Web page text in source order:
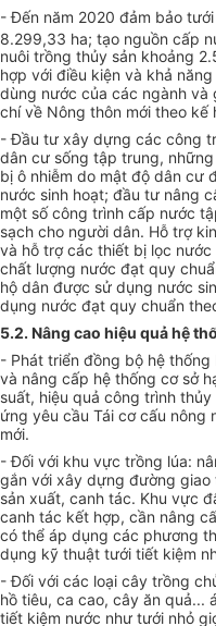
-Đến năm 2020 đảm bảo
8.299,33 ha; tạo nguồn cấp
nuôi trồng thủy sản khoảng
hợp với điều kiện và khả
dùng nước của các ngành và
chí về Nông thôn mới theo kế
- Đầu tư xây dựng các công
dân cư sống tập trung,
bị ô nhiễm do mật độ dân cư
nước sinh hoạt; đầu tư nâng
một số công trình cấp nước
sạch cho người dân. Hỗ trợ
và hỗ trợ các thiết bị lọc
chất lượng nước đạt quy
hộ dân được sử dụng nước
dụng nước đạt quy chuẩn
5.2. Nâng cao hiệu quả hệ
- Phát triển đồng bộ hệ
và nâng cấp hệ thống cơ sở
suất, hiệu quả công trình
ứng yêu cầu Tái cơ cấu
mới.
- Đối với khu vực trồng lúa:
gắn với xây dựng đường giao
sản xuất, canh tác. Khu vực
canh tác kết hợp, cần nâng
có thể áp dụng các phương
dụng kỹ thuật tưới tiết kiệm
- Đối với các loại cây trồng
hồ tiêu, ca cao, cây ăn
tiết kiệm nước như tưới nhỏ